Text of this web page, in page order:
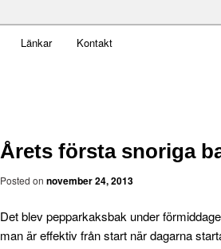
Länkar Kontakt
Årets första snoriga
Posted on november 24, 2013
Det blev pepparkaksbak under
man är effektiv från start när dagarna